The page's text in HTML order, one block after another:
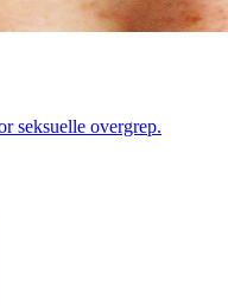
seksuelle overgrep.